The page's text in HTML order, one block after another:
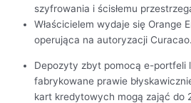
szyfrowania i ścisłemu
Właścicielem wydaje się Orange
operująca na autoryzacji Curacao.
Depozyty zbyt pomocą e-portfeli
fabrykowane prawie
kart kredytowych mogą zająć do